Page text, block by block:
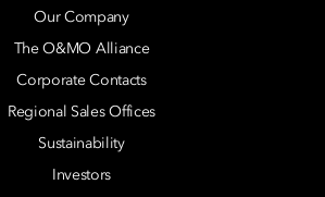
Our Company
The O&MO Alliance
Corporate Contacts
Regional Sales Offices
Sustainability
Investors